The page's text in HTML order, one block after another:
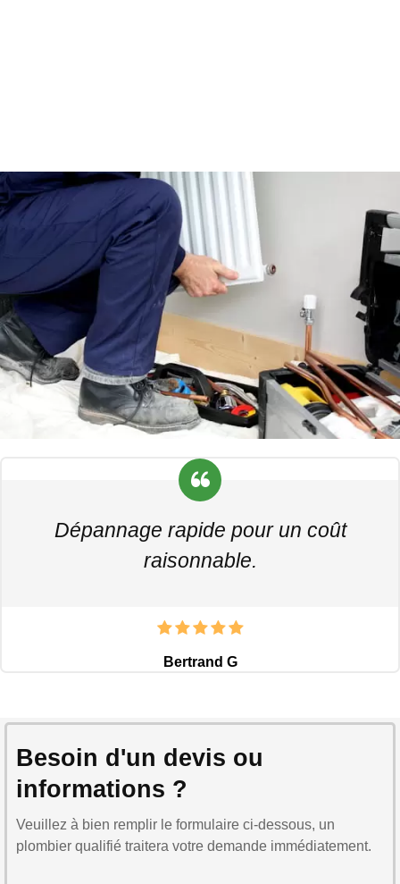
Dépannage rapide pour un coût
raisonnable.
Bertrand G
Besoin d'un devis ou
informations ?
Veuillez à bien remplir le formulaire ci-dessous, un
plombier qualifié traitera votre demande immédiatement.